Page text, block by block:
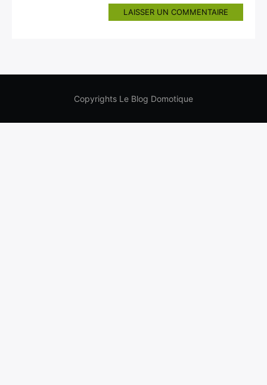
LAISSER UN COMMENTAIRE
Copyrights Le Blog Domotique